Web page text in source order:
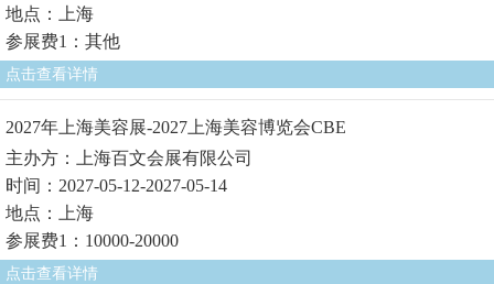
地点：上海
参展费1：其他
点击查看详情
2027年上海美容展-2027上海美容博览会CBE
主办方：上海百文会展有限公司
时间：2027-05-12-2027-05-14
地点：上海
参展费1：10000-20000
点击查看详情